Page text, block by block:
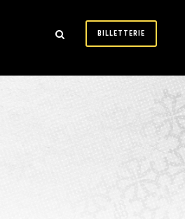
BILLETTERIE